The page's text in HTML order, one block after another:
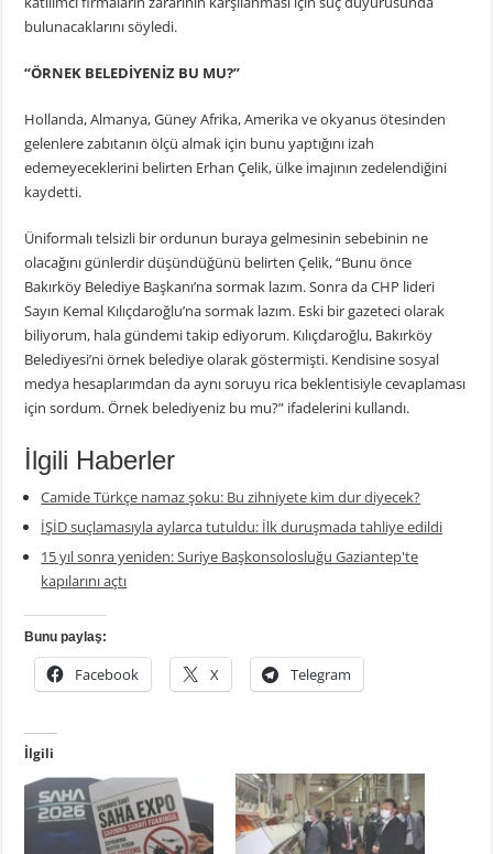
bulunacaklarını söyledi.
“ÖRNEK BELEDİYENİZ BU MU?”
Hollanda, Almanya, Güney Afrika, Amerika ve okyanus ötesinden
gelenlere zabıtanın ölçü almak için bunu yaptığını izah
edemeyeceklerini belirten Erhan Çelik, ülke imajının zedelendiğini
kaydetti.
Üniformalı telsizli bir ordunun buraya gelmesinin sebebinin ne
olacağını günlerdir düşündüğünü belirten Çelik, “Bunu önce
Bakırköy Belediye Başkanı’na sormak lazım. Sonra da CHP lideri
Sayın Kemal Kılıçdaroğlu’na sormak lazım. Eski bir gazeteci olarak
biliyorum, hala gündemi takip ediyorum. Kılıçdaroğlu, Bakırköy
Belediyesi’ni örnek belediye olarak göstermişti. Kendisine sosyal
medya hesaplarımdan da aynı soruyu rica beklentisiyle cevaplaması
için sordum. Örnek belediyeniz bu mu?” ifadelerini kullandı.
İlgili Haberler
Camide Türkçe namaz şoku: Bu zihniyete kim dur diyecek?
İŞİD suçlamasıyla aylarca tutuldu: İlk duruşmada tahliye edildi
15 yıl sonra yeniden: Suriye Başkonsolosluğu Gaziantep'te
kapılarını açtı
Bunu paylaş:
Facebook X Telegram
İlgili